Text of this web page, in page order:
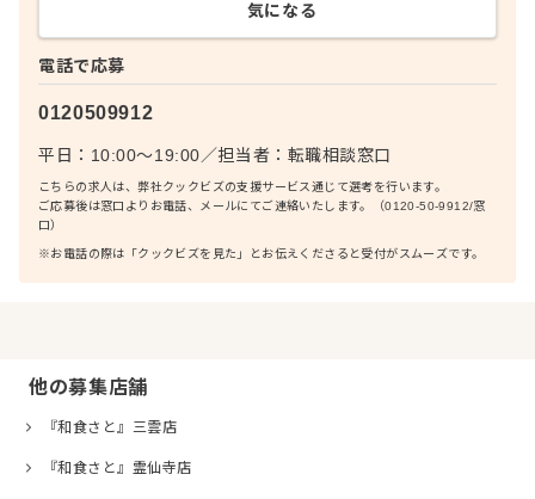
電話で応募
0120509912
平日：10:00〜19:00／担当者： 転職相談窓口
こちらの求人は、弊社クックビズの支援サービス通じて選考を行います。
ご応募後は窓口よりお電話、メールにてご連絡いたします。（0120-50-9912/窓
口）
※お電話の際は「クックビズを見た」とお伝えくださると受付がスムーズです。
気になる
他の募集店舗
『和食さと』三雲店
『和食さと』霊仙寺店